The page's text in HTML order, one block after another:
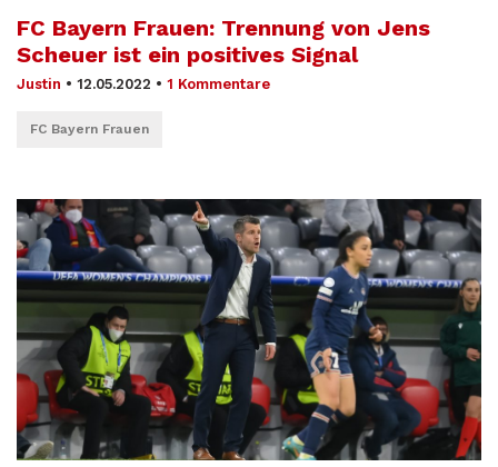
FC Bayern Frauen: Trennung von Jens
Scheuer ist ein positives Signal
Justin • 12.05.2022 • 1 Kommentare
FC Bayern Frauen